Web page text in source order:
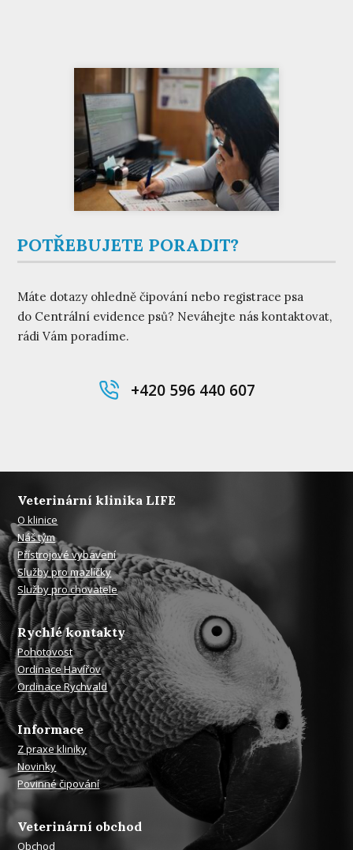
POTŘEBUJETE PORADIT?
Máte dotazy ohledně čipování nebo registrace psa
do Centrální evidence psů? Neváhejte nás kontaktovat,
rádi Vám poradíme.
+420 596 440 607
Veterinární klinika LIFE
O klinice
Náš tým
Přístrojové vybavení
Služby pro mazlíčky
Služby pro chovatele
Rychlé kontakty
Pohotovost
Ordinace Havířov
Ordinace Rychvald
Informace
Z praxe kliniky
Novinky
Povinné čipování
Veterinární obchod
Obchod